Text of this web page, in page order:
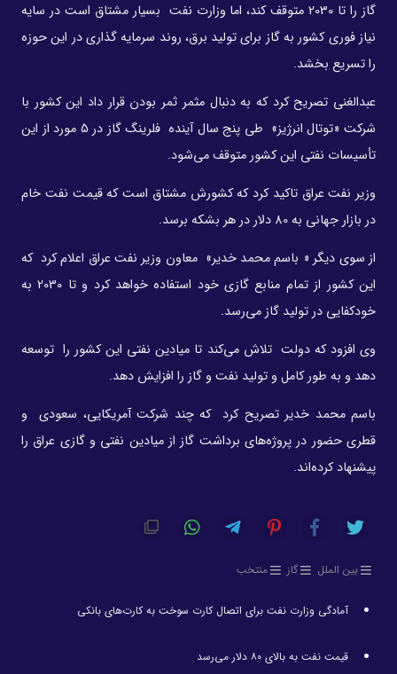
گاز را تا 2030 متوقف کند، اما وزارت نفت بسیار مشتاق است در سایه
نیاز فوری کشور به گاز برای تولید برق، روند سرمایه گذاری در این حوزه
را تسریع بخشد.
عبدالغنی تصریح کرد که به دنبال مثمر ثمر بودن قرار داد این کشور با
شرکت «توتال انرژیز» طی پنج سال آینده فلرینگ گاز در 5 مورد از این
تأسیسات نفتی این کشور متوقف می‌شود.
وزیر نفت عراق تاکید کرد که کشورش مشتاق است که قیمت نفت خام
در بازار جهانی به 80 دلار در هر بشکه برسد.
از سوی دیگر « باسم محمد خدیر» معاون وزیر نفت عراق اعلام کرد که
این کشور از تمام منابع گازی خود استفاده خواهد کرد و تا 2030 به
خودکفایی در تولید گاز می‌رسد.
وی افزود که دولت تلاش می‌کند تا میادین نفتی این کشور را توسعه
دهد و به طور کامل و تولید نفت و گاز را افزایش دهد.
باسم محمد خدیر تصریح کرد که چند شرکت آمریکایی، سعودی و
قطری حضور در پروژه‌های برداشت گاز از میادین نفتی و گازی عراق را
پیشنهاد کرده‌اند.
بین الملل گاز منتخب
آمادگی وزارت نفت برای اتصال کارت سوخت به کارت‌های بانکی
قیمت نفت به بالای ۸۰ دلار می‌رسد